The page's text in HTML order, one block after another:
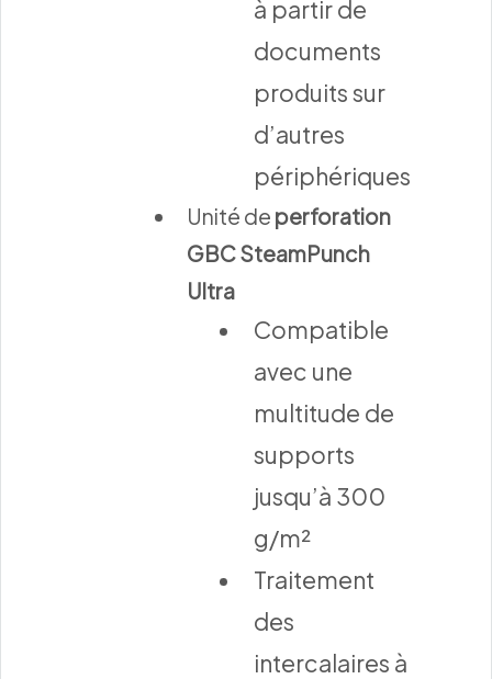
à partir de
documents
produits sur
d’autres
périphériques
Unité de perforation
GBC SteamPunch
Ultra
Compatible
avec une
multitude de
supports
jusqu’à 300
g/m²
Traitement
des
intercalaires à